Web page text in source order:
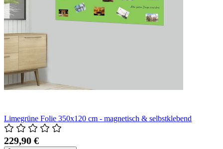
Limegrüne Folie 350x120 cm - magnetisch & selbstklebend
229,90 €